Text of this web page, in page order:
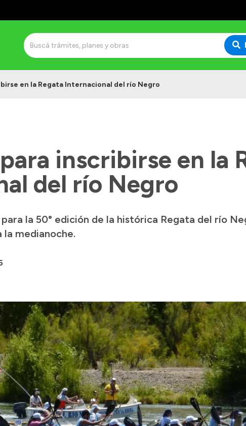
en la Regata Internacional del río Negro
inscribirse en la
del río Negro
la 50° edición de la histórica Regata del río
la medianoche.